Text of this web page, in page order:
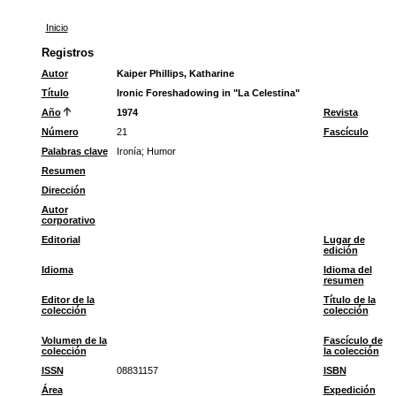
Inicio
Registros
Autor
Kaiper Phillips, Katharine
Título
Ironic Foreshadowing in "La Celestina"
Año
1974
Revista
Número
21
Fascículo
Palabras clave
Ironía; Humor
Resumen
Dirección
Autor
corporativo
Editorial
Lugar de
edición
Idioma
Idioma del
resumen
Editor de la
colección
Título de la
colección
Volumen de la
colección
Fascículo de
la colección
ISSN
08831157
ISBN
Área
Expedición